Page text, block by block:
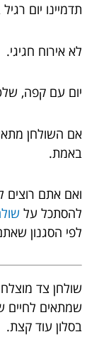
תדמיינו יום
לא אירוח חגיגי.
יום עם קפה,
אם השולחן
באמת.
ואם אתם
להסתכל על
לפי הסגנון
שולחן צד
שמתאים לחיים
בסלון עוד קצת.